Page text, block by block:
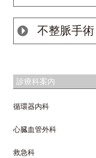
不整脈手術
診療科案内
循環器内科
心臓血管外科
救急科